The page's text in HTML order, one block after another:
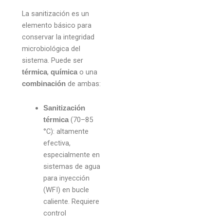
La sanitización es un
elemento básico para
conservar la integridad
microbiológica del
sistema. Puede ser
térmica, químicao una
combinaciónde ambas:
Sanitización
térmica(70–85
°C): altamente
efectiva,
especialmente en
sistemas de agua
para inyección
(WFI) en bucle
caliente. Requiere
control